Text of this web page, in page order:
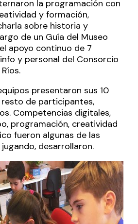
la programación con
y formación,
sobre historia y
de un Guía del Museo
apoyo continuo de 7
y personal del Consorcio
presentaron sus 10
de participantes,
Competencias digitales,
programación, creatividad
fueron algunas de las
desarrollaron.